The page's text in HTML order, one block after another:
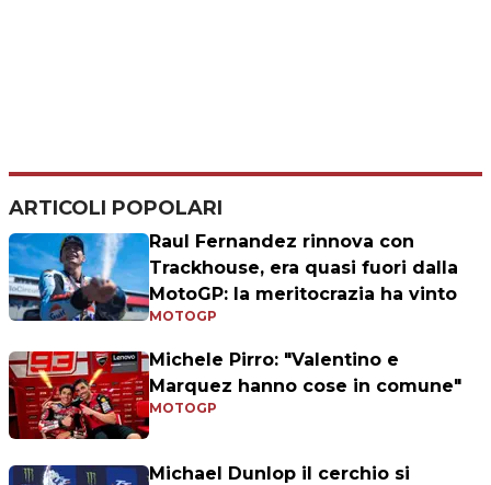
ARTICOLI POPOLARI
Raul Fernandez rinnova con
Trackhouse, era quasi fuori dalla
MotoGP: la meritocrazia ha vinto
MOTOGP
Michele Pirro: "Valentino e
Marquez hanno cose in comune"
MOTOGP
Michael Dunlop il cerchio si